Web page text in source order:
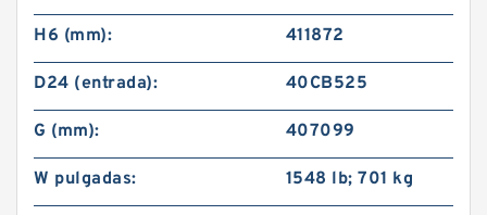
H6 (mm): 411872
D24 (entrada): 40CB525
G (mm): 407099
W pulgadas: 1548 lb; 701 kg